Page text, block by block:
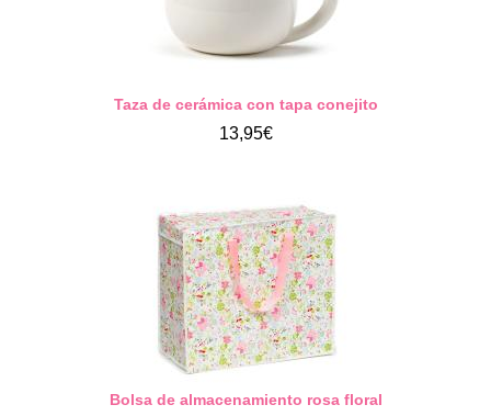
Taza de cerámica con tapa conejito
13,95€
Bolsa de almacenamiento rosa floral